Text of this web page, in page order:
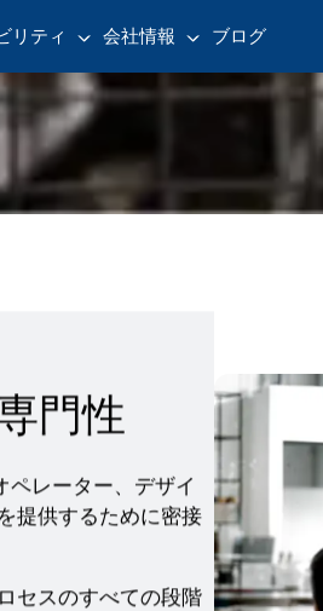
リティ 会社情報 ブログ
門性
レーター、デザイ
提供するために密接
セスのすべての段階